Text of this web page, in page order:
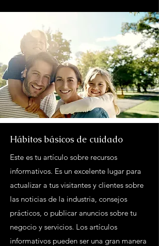
Hábitos básicos de cuidado
Este es tu artículo sobre recursos
informativos. Es un excelente lugar para
actualizar a tus visitantes y clientes sobre
las noticias de la industria, consejos
prácticos, o publicar anuncios sobre tu
negocio y servicios. Los artículos
informativos pueden ser una gran manera